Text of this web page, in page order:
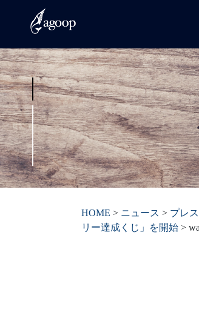
HOME > ニュース > プレ
リー達成くじ」を開始 >